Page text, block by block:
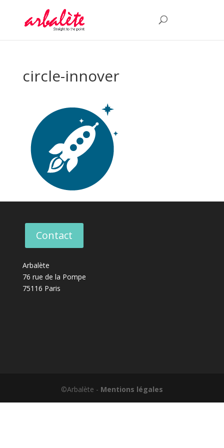
circle-innover
Contact
Arbalète
76 rue de la Pompe
75116 Paris
©Arbalète - Mentions légales